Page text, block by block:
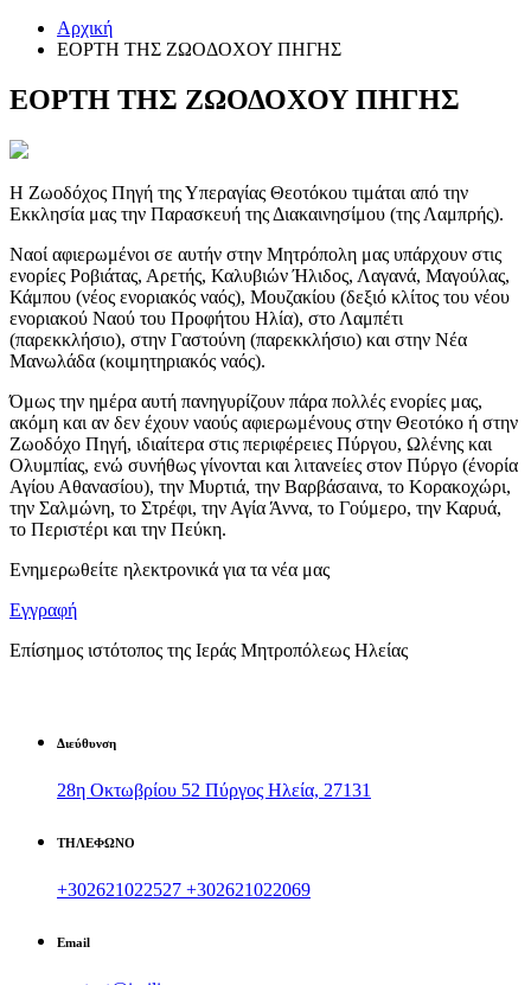
Αρχική
ΕΟΡΤΗ ΤΗΣ ΖΩΟΔΟΧΟΥ ΠΗΓΗΣ
ΕΟΡΤΗ ΤΗΣ ΖΩΟΔΟΧΟΥ ΠΗΓΗΣ
Η Ζωοδόχος Πηγή της Υπεραγίας Θεοτόκου τιμάται από την
Εκκλησία μας την Παρασκευή της Διακαινησίμου (της Λαμπρής).
Ναοί αφιερωμένοι σε αυτήν στην Μητρόπολη μας υπάρχουν στις
ενορίες Ροβιάτας, Αρετής, Καλυβιών Ήλιδος, Λαγανά, Μαγούλας,
Κάμπου (νέος ενοριακός ναός), Μουζακίου (δεξιό κλίτος του νέου
ενοριακού Ναού του Προφήτου Ηλία), στο Λαμπέτι
(παρεκκλήσιο), στην Γαστούνη (παρεκκλή­σιο) και στην Νέα
Μανωλάδα (κοιμητηριακός ναός).
Όμως την ημέρα αυτή πανηγυρίζουν πάρα πολλές ενορίες μας,
ακόμη και αν δεν έχουν ναούς αφιερωμένους στην Θεοτόκο ή στην
Ζωοδόχο Πηγή, ιδιαίτερα στις περιφέρειες Πύργου, Ωλένης και
Ολυμπίας, ενώ συνήθως γίνονται και λιτανείες στον Πύργο (ένορία
Αγίου Αθανασίου), την Μυρτιά, την Βαρβάσαινα, το Κορακοχώρι,
την Σαλμώνη, το Στρέφι, την Αγία Άννα, το Γούμερο, την Καρυά,
το Περιστέρι και την Πεύκη.
Ενημερωθείτε ηλεκτρονικά για τα νέα μας
Εγγραφή
Επίσημος ιστότοπος της Ιεράς Μητροπόλεως Ηλείας
Διεύθυνση
28η Οκτωβρίου 52 Πύργος Ηλεία, 27131
ΤΗΛΕΦΩΝΟ
+302621022527 +302621022069
Email